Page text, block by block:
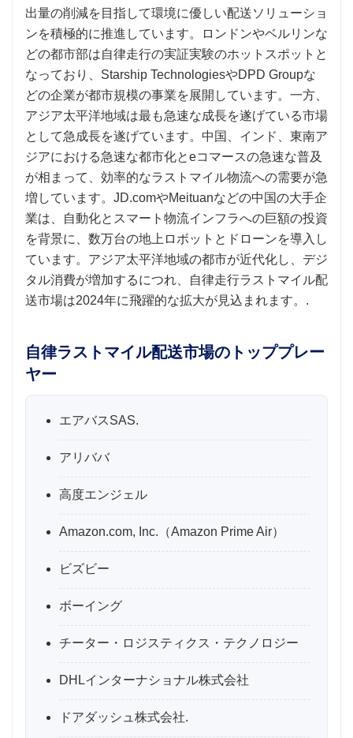
出量の削減を目指して環境に優しい配送ソリューショ
ンを積極的に推進しています。ロンドンやベルリンな
どの都市部は自律走行の実証実験のホットスポットと
なっており、Starship TechnologiesやDPD Groupな
どの企業が都市規模の事業を展開しています。一方、
アジア太平洋地域は最も急速な成長を遂げている市場
として急成長を遂げています。中国、インド、東南ア
ジアにおける急速な都市化とeコマースの急速な普及
が相まって、効率的なラストマイル物流への需要が急
増しています。JD.comやMeituanなどの中国の大手企
業は、自動化とスマート物流インフラへの巨額の投資
を背景に、数万台の地上ロボットとドローンを導入し
ています。アジア太平洋地域の都市が近代化し、デジ
タル消費が増加するにつれ、自律走行ラストマイル配
送市場は2024年に飛躍的な拡大が見込まれます。.
自律ラストマイル配送市場のトッププレー
ヤー
エアバスSAS.
アリババ
高度エンジェル
Amazon.com, Inc.（Amazon Prime Air）
ビズビー
ボーイング
チーター・ロジスティクス・テクノロジー
DHLインターナショナル株式会社
ドアダッシュ株式会社.